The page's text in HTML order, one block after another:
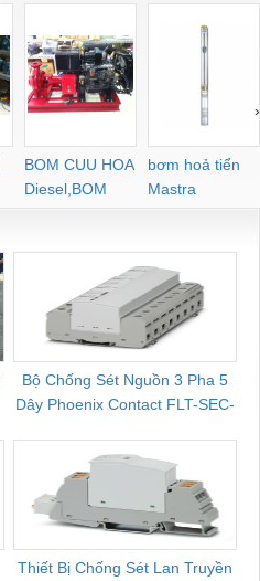
BOM CUU HOA
Diesel,BOM
CHUA CHAY
bơm hoả tiển
Mastra
›
Bộ Chống Sét Nguồn 3 Pha 5
Dây Phoenix Contact FLT-SEC-
Thiết Bị Chống Sét Lan Truyền